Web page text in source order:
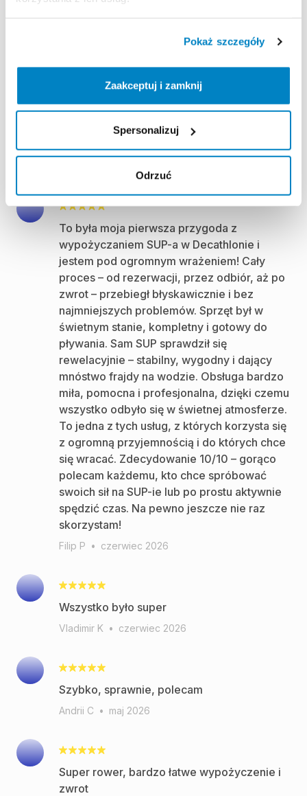
Pokaż szczegóły
Zaakceptuj i zamknij
Spersonalizuj
Odrzuć
Jestem zadowolona polecam
Kinga J • lipiec 2026
Polecam całą usługę, sprzęt w świetnej
formie.
To była moja pierwsza przygoda z
wypożyczaniem SUP-a w Decathlonie i
jestem pod ogromnym wrażeniem! Cały
proces – od rezerwacji, przez odbiór, aż po
zwrot – przebiegł błyskawicznie i bez
najmniejszych problemów. Sprzęt był w
świetnym stanie, kompletny i gotowy do
pływania. Sam SUP sprawdził się
rewelacyjnie – stabilny, wygodny i dający
mnóstwo frajdy na wodzie. Obsługa bardzo
miła, pomocna i profesjonalna, dzięki czemu
wszystko odbyło się w świetnej atmosferze.
To jedna z tych usług, z których korzysta się
z ogromną przyjemnością i do których chce
się wracać. Zdecydowanie 10/10 – gorąco
polecam każdemu, kto chce spróbować
swoich sił na SUP-ie lub po prostu aktywnie
spędzić czas. Na pewno jeszcze nie raz
skorzystam!
Filip P • czerwiec 2026
Wszystko było super
Vladimir K • czerwiec 2026
Andrii C • maj 2026
Super rower, bardzo łatwe wypożyczenie i
zwrot